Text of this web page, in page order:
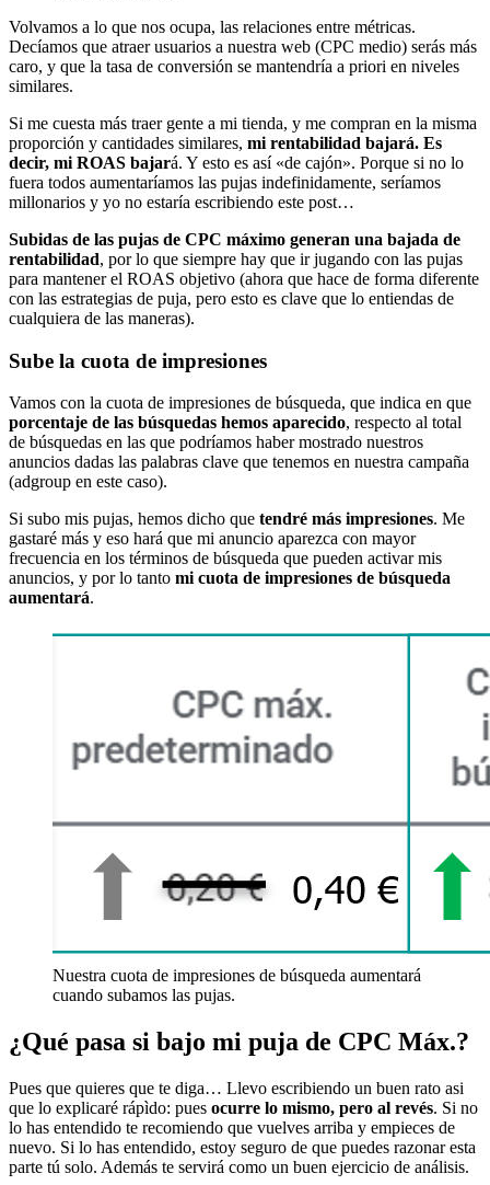
Volvamos a lo que nos ocupa, las relaciones entre métricas.
Decíamos que atraer usuarios a nuestra web (CPC medio) serás más
caro, y que la tasa de conversión se mantendría a priori en niveles
similares.
Si me cuesta más traer gente a mi tienda, y me compran en la misma
proporción y cantidades similares, mi rentabilidad bajará. Es
decir, mi ROAS bajará. Y esto es así «de cajón». Porque si no lo
fuera todos aumentaríamos las pujas indefinidamente, seríamos
millonarios y yo no estaría escribiendo este post…
Subidas de las pujas de CPC máximo generan una bajada de
rentabilidad, por lo que siempre hay que ir jugando con las pujas
para mantener el ROAS objetivo (ahora que hace de forma diferente
con las estrategias de puja, pero esto es clave que lo entiendas de
cualquiera de las maneras).
Sube la cuota de impresiones
Vamos con la cuota de impresiones de búsqueda, que indica en que
porcentaje de las búsquedas hemos aparecido, respecto al total
de búsquedas en las que podríamos haber mostrado nuestros
anuncios dadas las palabras clave que tenemos en nuestra campaña
(adgroup en este caso).
Si subo mis pujas, hemos dicho que tendré más impresiones. Me
gastaré más y eso hará que mi anuncio aparezca con mayor
frecuencia en los términos de búsqueda que pueden activar mis
anuncios, y por lo tanto mi cuota de impresiones de búsqueda
aumentará.
Nuestra cuota de impresiones de búsqueda aumentará
cuando subamos las pujas.
¿Qué pasa si bajo mi puja de CPC Máx.?
Pues que quieres que te diga… Llevo escribiendo un buen rato asi
que lo explicaré rápìdo: pues ocurre lo mismo, pero al revés. Si no
lo has entendido te recomiendo que vuelves arriba y empieces de
nuevo. Si lo has entendido, estoy seguro de que puedes razonar esta
parte tú solo. Además te servirá como un buen ejercicio de análisis.